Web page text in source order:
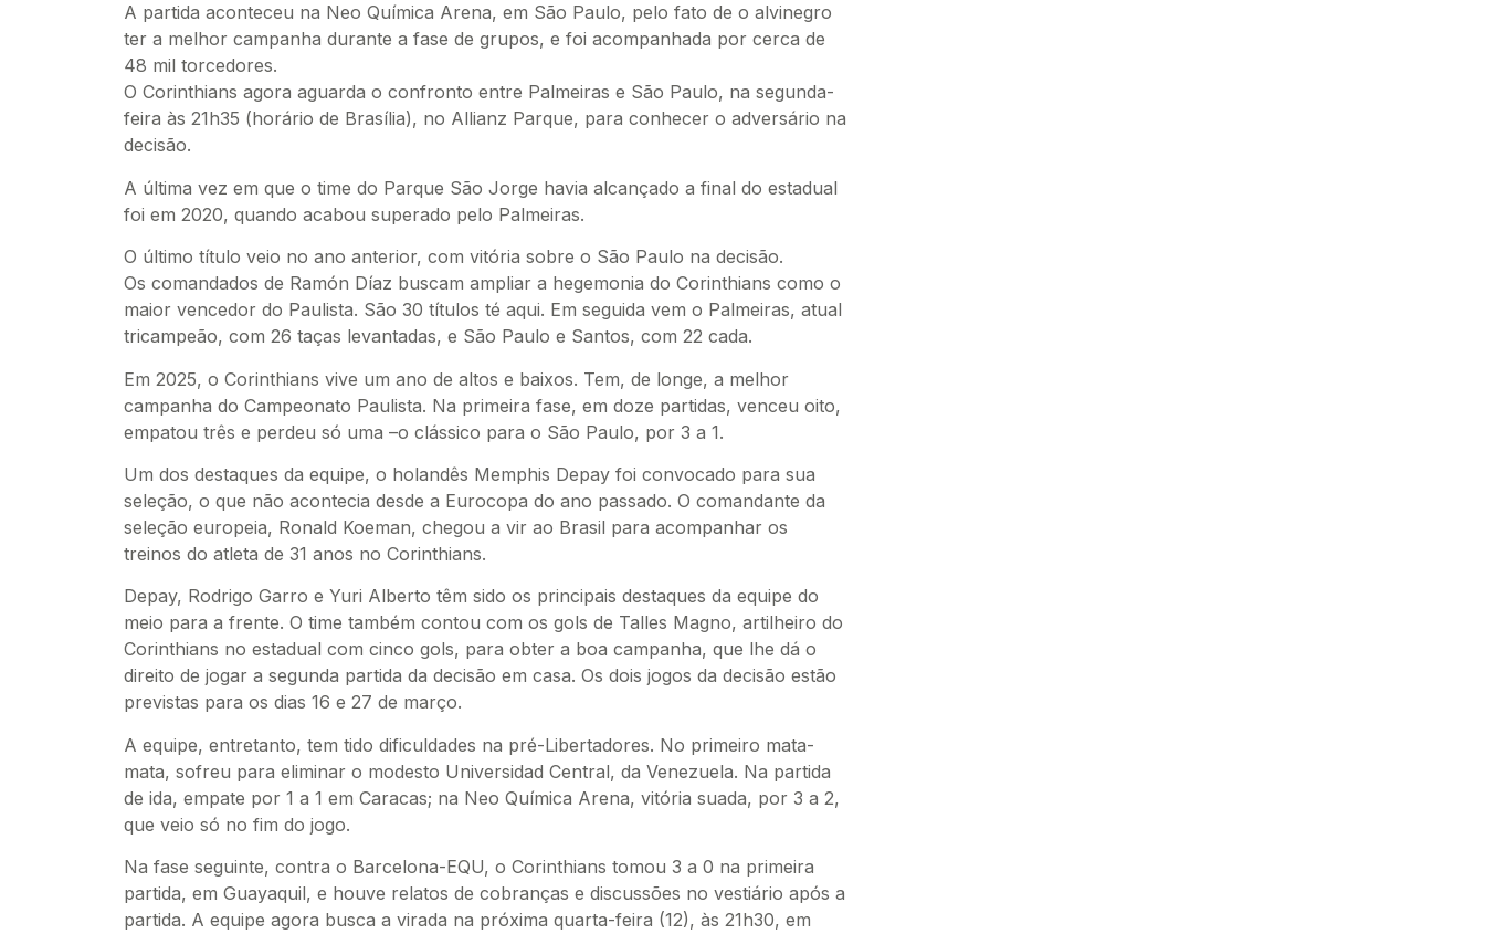
A partida aconteceu na Neo Química Arena, em São Paulo, pelo fato de o alvinegro
ter a melhor campanha durante a fase de grupos, e foi acompanhada por cerca de
48 mil torcedores.
O Corinthians agora aguarda o confronto entre Palmeiras e São Paulo, na segunda-
feira às 21h35 (horário de Brasília), no Allianz Parque, para conhecer o adversário na
decisão.
A última vez em que o time do Parque São Jorge havia alcançado a final do estadual
foi em 2020, quando acabou superado pelo Palmeiras.
O último título veio no ano anterior, com vitória sobre o São Paulo na decisão.
Os comandados de Ramón Díaz buscam ampliar a hegemonia do Corinthians como o
maior vencedor do Paulista. São 30 títulos té aqui. Em seguida vem o Palmeiras, atual
tricampeão, com 26 taças levantadas, e São Paulo e Santos, com 22 cada.
Em 2025, o Corinthians vive um ano de altos e baixos. Tem, de longe, a melhor
campanha do Campeonato Paulista. Na primeira fase, em doze partidas, venceu oito,
empatou três e perdeu só uma –o clássico para o São Paulo, por 3 a 1.
Um dos destaques da equipe, o holandês Memphis Depay foi convocado para sua
seleção, o que não acontecia desde a Eurocopa do ano passado. O comandante da
seleção europeia, Ronald Koeman, chegou a vir ao Brasil para acompanhar os
treinos do atleta de 31 anos no Corinthians.
Depay, Rodrigo Garro e Yuri Alberto têm sido os principais destaques da equipe do
meio para a frente. O time também contou com os gols de Talles Magno, artilheiro do
Corinthians no estadual com cinco gols, para obter a boa campanha, que lhe dá o
direito de jogar a segunda partida da decisão em casa. Os dois jogos da decisão estão
previstas para os dias 16 e 27 de março.
A equipe, entretanto, tem tido dificuldades na pré-Libertadores. No primeiro mata-
mata, sofreu para eliminar o modesto Universidad Central, da Venezuela. Na partida
de ida, empate por 1 a 1 em Caracas; na Neo Química Arena, vitória suada, por 3 a 2,
que veio só no fim do jogo.
Na fase seguinte, contra o Barcelona-EQU, o Corinthians tomou 3 a 0 na primeira
partida, em Guayaquil, e houve relatos de cobranças e discussões no vestiário após a
partida. A equipe agora busca a virada na próxima quarta-feira (12), às 21h30, em